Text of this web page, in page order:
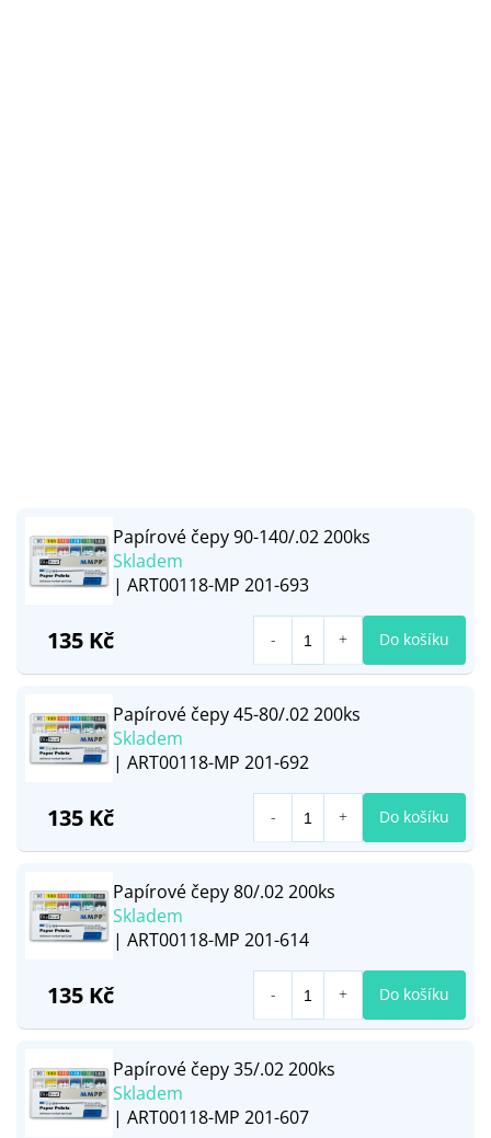
Papírové čepy 90-140/.02 200ks
Skladem
| ART00118-MP 201-693
135 Kč Do košíku
Papírové čepy 45-80/.02 200ks
Skladem
| ART00118-MP 201-692
135 Kč Do košíku
Papírové čepy 80/.02 200ks
Skladem
| ART00118-MP 201-614
135 Kč Do košíku
Papírové čepy 35/.02 200ks
Skladem
| ART00118-MP 201-607